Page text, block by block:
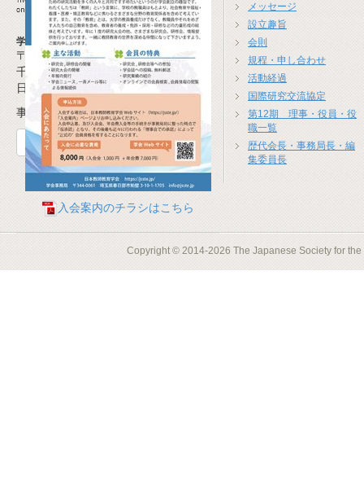
入会案内のチラシはこちら
学会事務局
〒277-0941
千葉県柏市高柳1674-4
日本教師教育学会事務局
事務局長 米沢 崇(広島大学)
お問合せフォーム
メッセージ
設立趣旨
会則
規程・申し合わせ
活動経過
国際研究交流協定
第12期 理事・役員・役
職一覧
歴代会長・事務局長・編
集委員長
Copyright © 2014-2026 The Japanese Society for